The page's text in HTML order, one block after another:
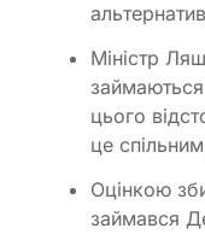
Міністр
цього
це
Оцінкою
займався